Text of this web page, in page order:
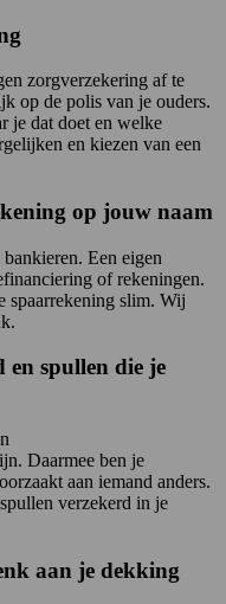
zorgverzekering af te
op de polis van je ouders.
je dat doet en welke
en kiezen van een
op jouw naam
Een eigen
of rekeningen.
spaarrekening slim. Wij
spullen die je
Daarmee ben je
aan iemand anders.
verzekerd in je
aan je dekking